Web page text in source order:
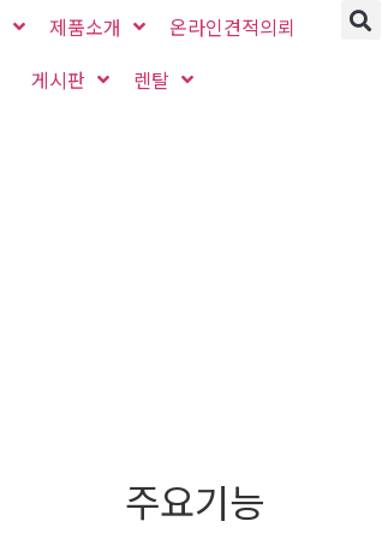
제품소개
온라인견적의뢰
게시판
렌탈
주요기능